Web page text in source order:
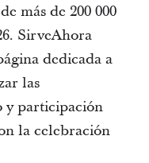
más de 200 000
SirveAhora
dedicada a
las
y participación
la celebración